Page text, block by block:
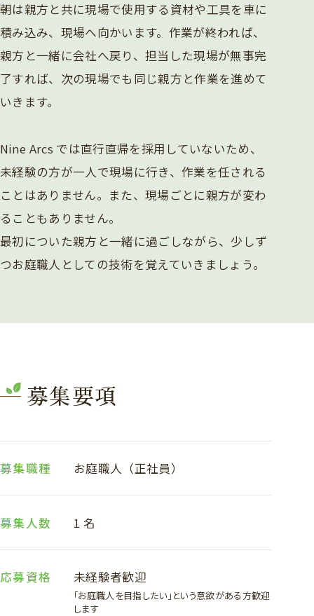
朝は親方と共に現場で使用する資材や工具を車に
積み込み、現場へ向かいます。作業が終われば、
親方と一緒に会社へ戻り、担当した現場が無事完
了すれば、次の現場でも同じ親方と作業を進めて
いきます。
Nine Arcs では直行直帰を採用していないため、
未経験の方が一人で現場に行き、作業を任される
ことはありません。また、現場ごとに親方が変わ
ることもありません。
最初についた親方と一緒に過ごしながら、少しず
つお庭職人としての技術を覚えていきましょう。
募集要項
募集職種 お庭職人（正社員）
募集人数 1 名
応募資格 未経験者歓迎
「お庭職人を目指したい」という意欲がある方歓迎
します